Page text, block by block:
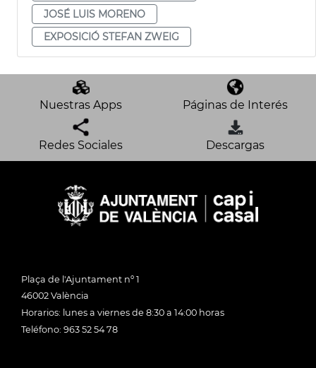
JOSÉ LUIS MORENO
EXPOSICIÓ STEFAN ZWEIG
Nuestras Apps Páginas de Interés
Redes Sociales Descargas
Plaça de l'Ajuntament nº 1
46002 València
Horarios: lunes a viernes de 8:30 a 14:00 horas
Teléfono: 963 52 54 78